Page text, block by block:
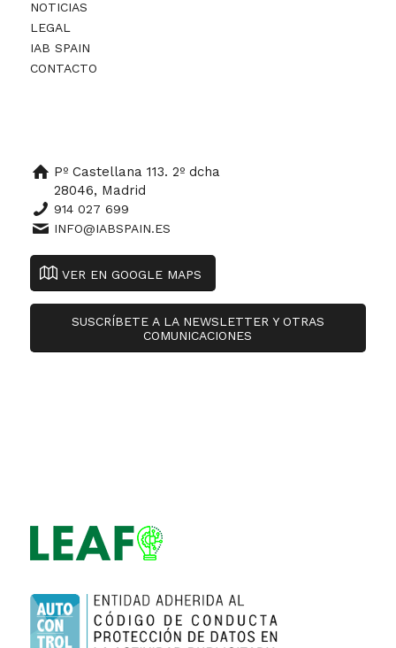
NOTICIAS
LEGAL
IAB SPAIN
CONTACTO
Pº Castellana 113. 2º dcha
28046, Madrid
914 027 699
INFO@IABSPAIN.ES
VER EN GOOGLE MAPS
SUSCRÍBETE A LA NEWSLETTER Y OTRAS
COMUNICACIONES